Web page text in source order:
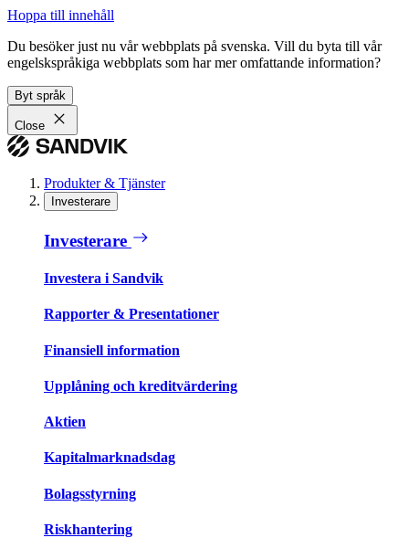
Hoppa till innehåll
Du besöker just nu vår webbplats på svenska. Vill du byta till vår
engelskspråkiga webbplats som har mer omfattande information?
Byt språk
Close
Produkter & Tjänster
Investerare
Investerare
Investera i Sandvik
Rapporter & Presentationer
Finansiell information
Upplåning och kreditvärdering
Aktien
Kapitalmarknadsdag
Bolagsstyrning
Riskhantering